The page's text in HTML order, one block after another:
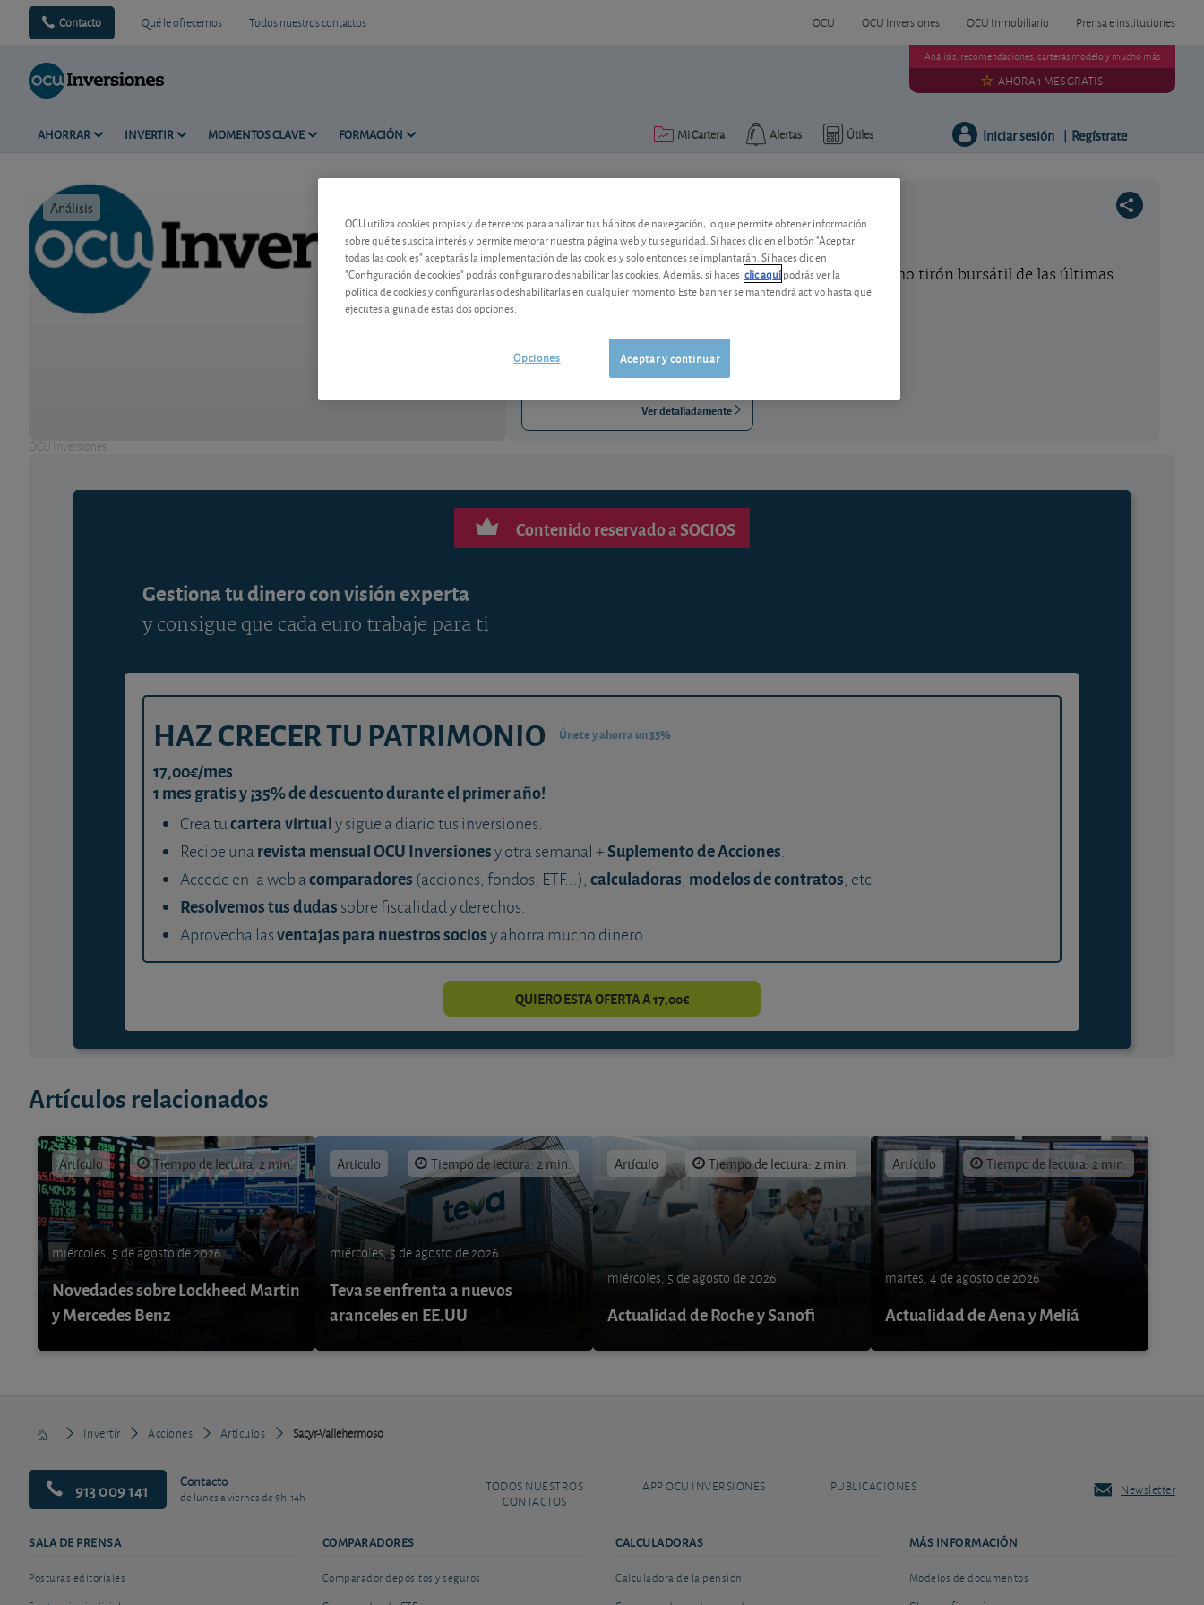
Contacto Qué le ofrecemos Todos nuestros contactos OCU OCU Inversiones OCU Inmobiliario Prensa e instituciones
AHORRAR INVERTIR MOMENTOS CLAVE FORMACIÓN Útiles
Alertas
Mi Cartera
Análisis, recomendaciones, carteras modelo y mucho más
AHORA 1 MES GRATIS
Iniciar sesión | Regístrate
Análisis
OCU Inversiones
Sacyr-Vallehermoso
Los resultados de la compañía no justifican el fortísimo tirón bursátil de las últimas
semanas.
Ver detalladamente
Contenido reservado a SOCIOS
Gestiona tu dinero con visión experta
y consigue que cada euro trabaje para ti
HAZ CRECER TU PATRIMONIO Únete y ahorra un 35%
17,00€/mes
1 mes gratis y ¡35% de descuento durante el primer año!
Crea tucartera virtualy sigue a diario tus inversiones.
Recibe unarevista mensual OCU Inversionesy otra semanal +Suplemento de Acciones.
Accede en la web acomparadores (acciones, fondos, ETF...), calculadoras, modelos de contratos, etc.
Resolvemos tus dudas sobre fiscalidad y derechos.
Aprovecha lasventajas para nuestros sociosy ahorra mucho dinero.
QUIERO ESTA OFERTA A 17,00€
Artículos relacionados
Artículo Tiempo de lectura: 2 min.
miércoles, 5 de agosto de 2026
Novedades sobre Lockheed Martin
y Mercedes Benz
Artículo Tiempo de lectura: 2 min.
miércoles, 5 de agosto de 2026
Teva se enfrenta a nuevos
aranceles en EE.UU
Artículo Tiempo de lectura: 2 min.
miércoles, 5 de agosto de 2026
Actualidad de Roche y Sanofi
Artículo Tiempo de lectura: 2 min.
martes, 4 de agosto de 2026
Actualidad de Aena y Meliá
Invertir Acciones Artículos Sacyr-Vallehermoso
913 009 141 Contacto
de lunes a viernes de 9h-14h
TODOS NUESTROS
CONTACTOS
APP OCU INVERSIONES PUBLICACIONES Newsletter
SALA DE PRENSA
Posturas editoriales
COMPARADORES
Comparador depósitos y seguros
CALCULADORAS
Calculadora de la pensión
MÁS INFORMACIÓN
Modelos de documentos
OCU utiliza cookies propias y de terceros para analizar tus hábitos de navegación, lo que permite obtener información
sobre qué te suscita interés y permite mejorar nuestra página web y tu seguridad. Si haces clic en el botón "Aceptar
todas las cookies" aceptarás la implementación de las cookies y solo entonces se implantarán. Si haces clic en
"Configuración de cookies" podrás configurar o deshabilitar las cookies. Además, si haces clic aquípodrás ver la
política de cookies y configurarlas o deshabilitarlas en cualquier momento. Este banner se mantendrá activo hasta que
ejecutes alguna de estas dos opciones.
Aceptar y continuar
Opciones